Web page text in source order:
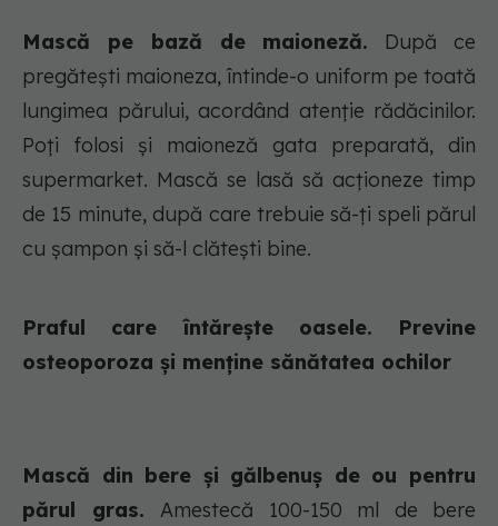
Mască pe bază de maioneză. După ce
pregătești maioneza, întinde-o uniform pe toată
lungimea părului, acordând atenție rădăcinilor.
Poți folosi și maioneză gata preparată, din
supermarket. Mască se lasă să acționeze timp
de 15 minute, după care trebuie să-ți speli părul
cu șampon și să-l clătești bine.
Praful care întărește oasele. Previne
osteoporoza și menține sănătatea ochilor
Mască din bere și gălbenuș de ou pentru
părul gras. Amestecă 100-150 ml de bere